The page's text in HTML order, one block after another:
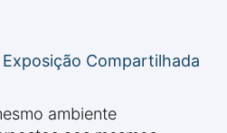
Compartilhada
ambiente